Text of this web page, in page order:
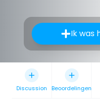
Ik was
Discussion Beoordelingen